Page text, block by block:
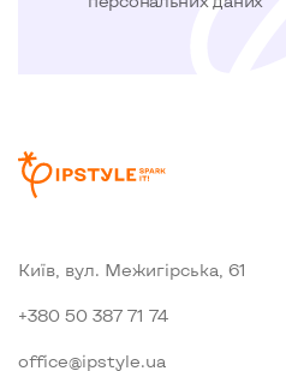
Київ, вул. Межигiрська, 61
+380 50 387 71 74
office@ipstyle.ua